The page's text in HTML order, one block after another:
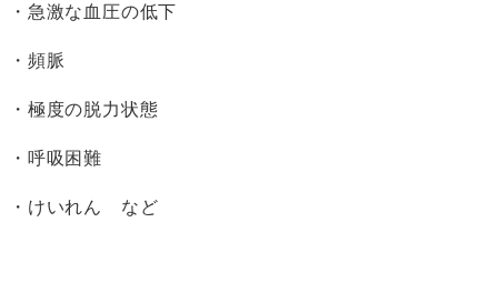
・急激な血圧の低下
・頻脈
・極度の脱力状態
・呼吸困難
・けいれん など